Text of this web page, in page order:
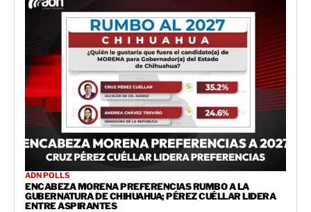
ADN POLLS
ENCABEZA MORENA PREFERENCIAS RUMBO A LA
GUBERNATURA DE CHIHUAHUA; PÉREZ CUÉLLAR LIDERA
ENTRE ASPIRANTES